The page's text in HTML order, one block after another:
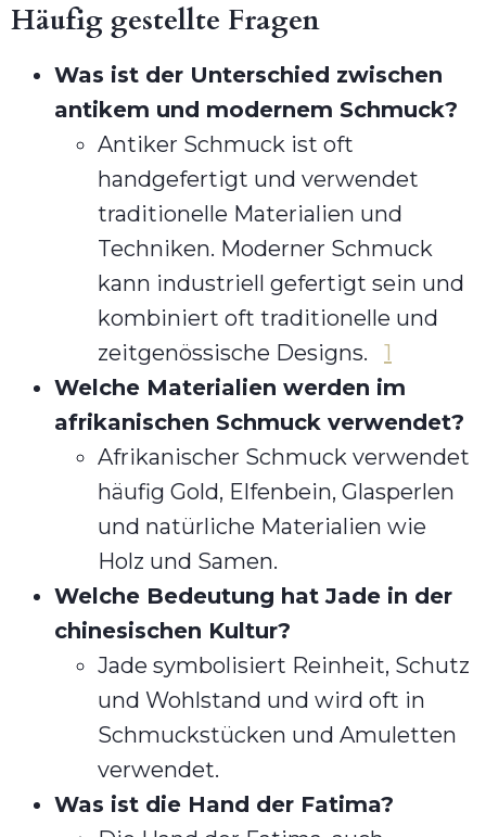
Häufig gestellte Fragen
Was ist der Unterschied zwischen
antikem und modernem Schmuck?
Antiker Schmuck ist oft
handgefertigt und verwendet
traditionelle Materialien und
Techniken. Moderner Schmuck
kann industriell gefertigt sein und
kombiniert oft traditionelle und
zeitgenössische Designs. 1
Welche Materialien werden im
afrikanischen Schmuck verwendet?
Afrikanischer Schmuck verwendet
häufig Gold, Elfenbein, Glasperlen
und natürliche Materialien wie
Holz und Samen.
Welche Bedeutung hat Jade in der
chinesischen Kultur?
Jade symbolisiert Reinheit, Schutz
und Wohlstand und wird oft in
Schmuckstücken und Amuletten
verwendet.
Was ist die Hand der Fatima?